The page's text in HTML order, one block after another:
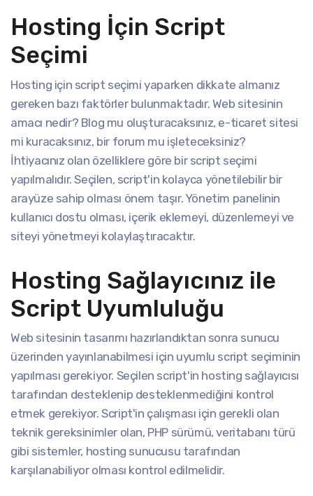
Hosting İçin Script
Seçimi
Hosting için script seçimi yaparken dikkate almanız
gereken bazı faktörler bulunmaktadır. Web sitesinin
amacı nedir? Blog mu oluşturacaksınız, e-ticaret sitesi
mi kuracaksınız, bir forum mu işleteceksiniz?
İhtiyacınız olan özelliklere göre bir script seçimi
yapılmalıdır. Seçilen, script'in kolayca yönetilebilir bir
arayüze sahip olması önem taşır. Yönetim panelinin
kullanıcı dostu olması, içerik eklemeyi, düzenlemeyi ve
siteyi yönetmeyi kolaylaştıracaktır.
Hosting Sağlayıcınız ile
Script Uyumluluğu
Web sitesinin tasarımı hazırlandıktan sonra sunucu
üzerinden yayınlanabilmesi için uyumlu script seçiminin
yapılması gerekiyor. Seçilen script'in hosting sağlayıcısı
tarafından desteklenip desteklenmediğini kontrol
etmek gerekiyor. Script'in çalışması için gerekli olan
teknik gereksinimler olan, PHP sürümü, veritabanı türü
gibi sistemler, hosting sunucusu tarafından
karşılanabiliyor olması kontrol edilmelidir.